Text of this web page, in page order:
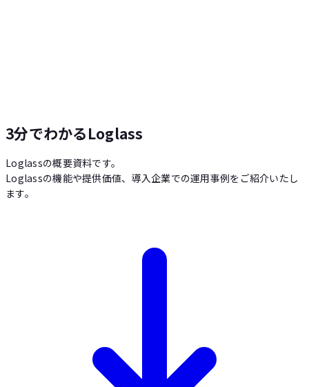
3分でわかるLoglass
Loglassの概要資料です。
Loglassの機能や提供価値、導入企業での運用事例をご紹介いたし
ます。